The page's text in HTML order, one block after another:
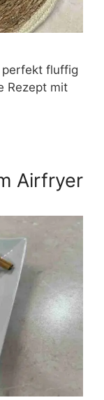
perfekt fluffig
Rezept mit
Airfryer